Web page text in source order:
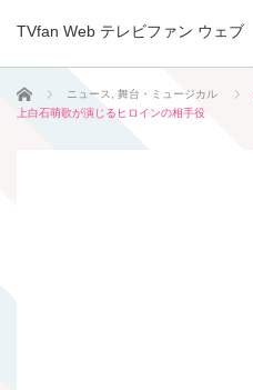
TVfan Web テレビファン ウェブ
ホーム ニュース 舞台・ミュージカル
上白石萌歌が演じるヒロインの相手役